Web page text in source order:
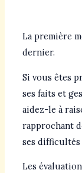
La première
dernier.
Si vous êtes
ses faits et
aidez-le à
rapprochant
ses difficultés
Les